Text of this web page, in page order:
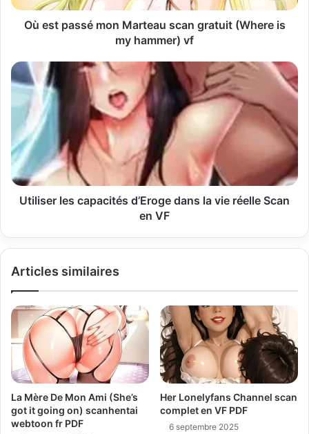
s
m
a
l
Où est passé mon Marteau scan gratuit (Where is
my hammer) vf
Utiliser les capacités d’Eroge dans la vie réelle Scan
en VF
Articles similaires
La Mère De Mon Ami (She’s
got it going on) scanhentai
webtoon fr PDF
Her Lonelyfans Channel scan
complet en VF PDF
6 septembre 2025